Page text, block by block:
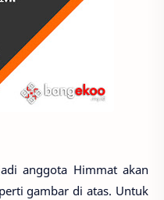
anggota Himmat akan
gambar di atas. Untuk